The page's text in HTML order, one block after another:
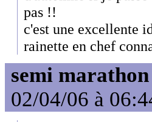
pas !!
c'est une excellente
rainette en chef
semi
02/04/06 à